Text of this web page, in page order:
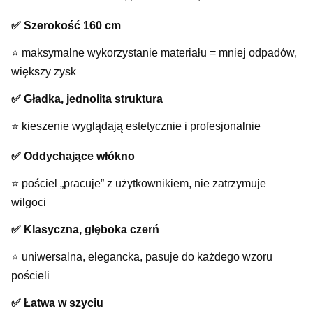
✅ Szerokość 160 cm
⭐️ maksymalne wykorzystanie materiału = mniej odpadów,
większy zysk
✅ Gładka, jednolita struktura
⭐️ kieszenie wyglądają estetycznie i profesjonalnie
✅ Oddychające włókno
⭐️ pościel „pracuje” z użytkownikiem, nie zatrzymuje
wilgoci
✅ Klasyczna, głęboka czerń
⭐️ uniwersalna, elegancka, pasuje do każdego wzoru
pościeli
✅ Łatwa w szyciu